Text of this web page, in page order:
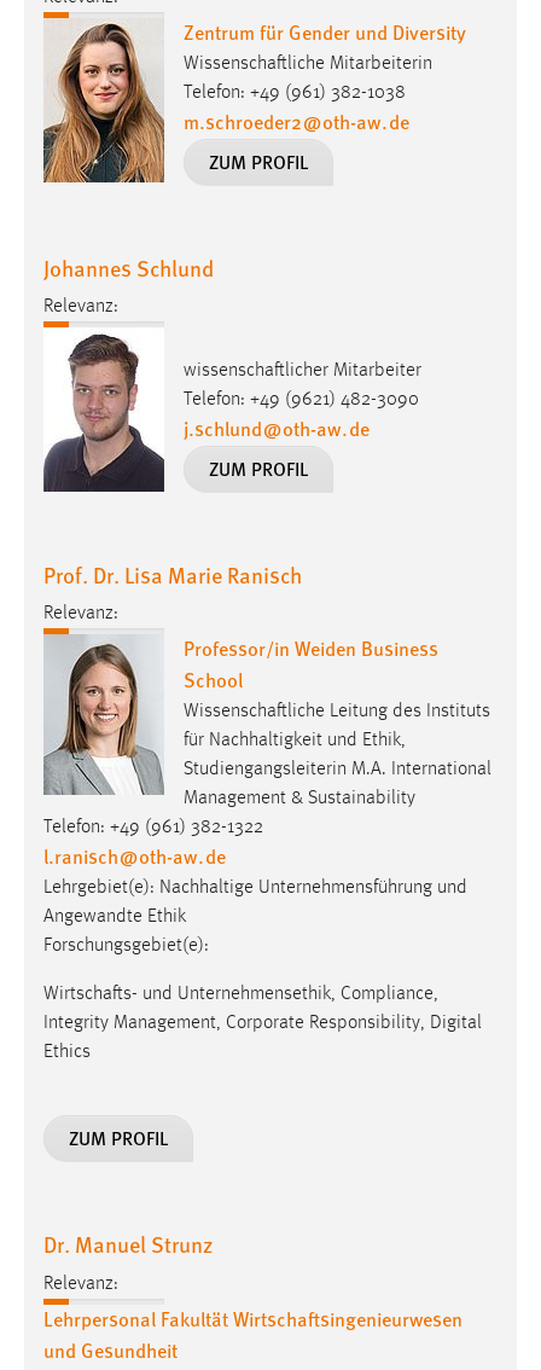
Zentrum für Gender und Diversity
Wissenschaftliche Mitarbeiterin
Telefon: +49 (961) 382-1038
m.schroeder2@oth-aw.de
ZUM PROFIL
Johannes Schlund
Relevanz:
wissenschaftlicher Mitarbeiter
Telefon: +49 (9621) 482-3090
j.schlund@oth-aw.de
ZUM PROFIL
Prof. Dr. Lisa Marie Ranisch
Relevanz:
Professor/in Weiden Business
School
Wissenschaftliche Leitung des Instituts
für Nachhaltigkeit und Ethik,
Studiengangsleiterin M.A. International
Management & Sustainability
Telefon: +49 (961) 382-1322
l.ranisch@oth-aw.de
Lehrgebiet(e): Nachhaltige Unternehmensführung und
Angewandte Ethik
Forschungsgebiet(e):
Wirtschafts- und Unternehmensethik, Compliance,
Integrity Management, Corporate Responsibility, Digital
Ethics
ZUM PROFIL
Dr. Manuel Strunz
Relevanz:
Lehrpersonal Fakultät Wirtschaftsingenieurwesen
und Gesundheit
YouTube
Vimeo